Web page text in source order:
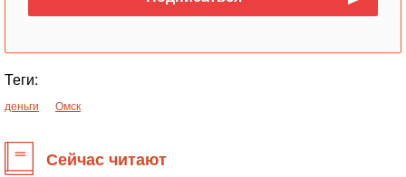
Теги:
деньги Омск
Сейчас читают